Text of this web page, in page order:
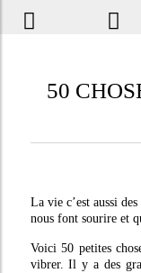
50
La vie c’est aussi
nous font sourire et
Voici 50 petites
vibrer. Il y a des